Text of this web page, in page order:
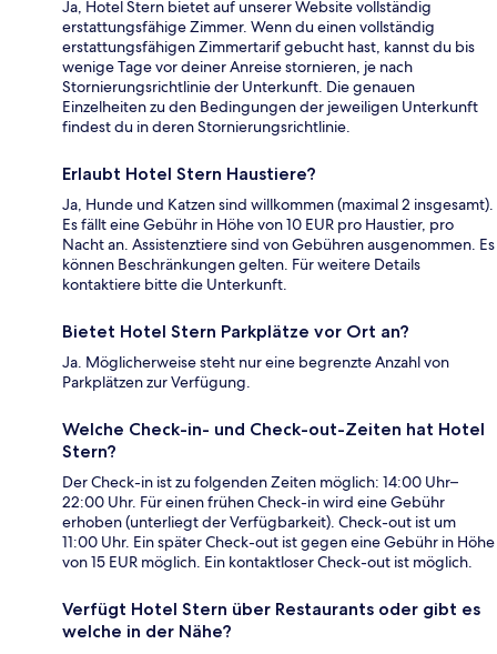
Ja, Hotel Stern bietet auf unserer Website vollständig
erstattungsfähige Zimmer. Wenn du einen vollständig
erstattungsfähigen Zimmertarif gebucht hast, kannst du bis
wenige Tage vor deiner Anreise stornieren, je nach
Stornierungsrichtlinie der Unterkunft. Die genauen
Einzelheiten zu den Bedingungen der jeweiligen Unterkunft
findest du in deren Stornierungsrichtlinie.
Erlaubt Hotel Stern Haustiere?
Ja, Hunde und Katzen sind willkommen (maximal 2 insgesamt).
Es fällt eine Gebühr in Höhe von 10 EUR pro Haustier, pro
Nacht an. Assistenztiere sind von Gebühren ausgenommen. Es
können Beschränkungen gelten. Für weitere Details
kontaktiere bitte die Unterkunft.
Bietet Hotel Stern Parkplätze vor Ort an?
Ja. Möglicherweise steht nur eine begrenzte Anzahl von
Parkplätzen zur Verfügung.
Welche Check-in- und Check-out-Zeiten hat Hotel
Stern?
Der Check-in ist zu folgenden Zeiten möglich: 14:00 Uhr–
22:00 Uhr. Für einen frühen Check-in wird eine Gebühr
erhoben (unterliegt der Verfügbarkeit). Check-out ist um
11:00 Uhr. Ein später Check-out ist gegen eine Gebühr in Höhe
von 15 EUR möglich. Ein kontaktloser Check-out ist möglich.
Verfügt Hotel Stern über Restaurants oder gibt es
welche in der Nähe?